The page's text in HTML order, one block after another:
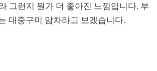
그런지 뭔가 더 좋아진 느낌입니다. 부
대중구미 암차라고 보겠습니다.